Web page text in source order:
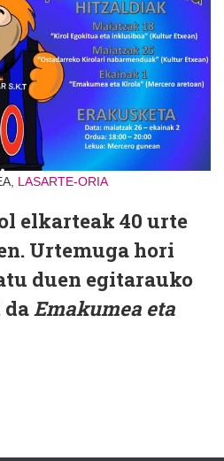
LASARTE-ORIA
elkarteak 40 urte
Urtemuga hori
duen egitarauko
da Emakumea eta